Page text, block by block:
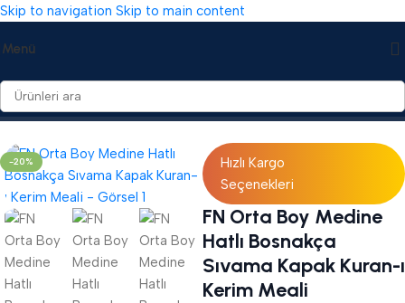
Skip to navigation Skip to main content
Menü
Ana Sayfa/Mealli Kuranı Kerim/Yabancı Dilde Mealler
-20%
Hızlı Kargo
Seçenekleri
FN Orta Boy Medine
Hatlı Bosnakça
Sıvama Kapak Kuran-ı
Kerim Meali